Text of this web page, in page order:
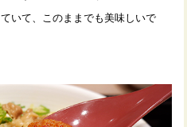
いて、このままでも美味しいで